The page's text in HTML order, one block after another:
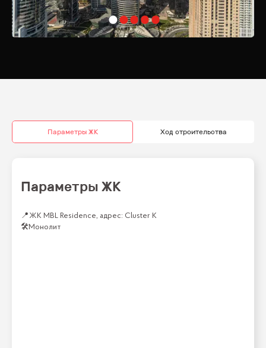
Джумейра. Близость к улицам First Al Khail и Sheikh Zayed Road
обеспечивает удобный доступ к основным
достопримечательностям города.
зоны свободной торговли DMCC и Дубай Марины делает его
Параметры ЖК Ход строительства
Параметры ЖК
📍 ЖК MBL Residence, адрес: Cluster K
🛠Монолит